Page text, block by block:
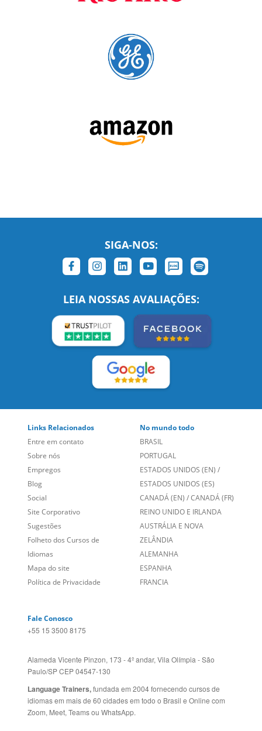
SIGA-NOS:
LEIA NOSSAS AVALIAÇÕES:
Links Relacionados
Entre em contato
Sobre nós
Empregos
Blog
Social
Site Corporativo
Sugestões
Folheto dos Cursos de
Idiomas
Mapa do site
No mundo todo
BRASIL
PORTUGAL
ESTADOS UNIDOS (EN)
ESTADOS UNIDOS (ES)
CANADÁ (EN) / CANADÁ (FR)
REINO UNIDO E IRLANDA
AUSTRÁLIA E NOVA
ZELÂNDIA
ALEMANHA
ESPANHA
Fale Conosco
Alameda Vicente Pinzon, 173 - 4º andar, Vila Olímpia - São
Paulo/SP CEP 04547-130
Language Trainers, fundada em 2004 fornecendo cursos de
idiomas em mais de 60 cidades em todo o Brasil e Online com